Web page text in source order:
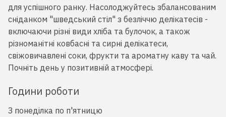
для успішного ранку. Насолоджуйтесь збалансованим
сніданком "шведський стіл" з безліччю делікатесів -
включаючи різні види хліба та булочок, а також
різноманітні ковбасні та сирні делікатеси,
свіжовичавлені соки, фрукти та ароматну каву та чай.
Почніть день у позитивній атмосфері.
Години роботи
З понеділка по п'ятницю